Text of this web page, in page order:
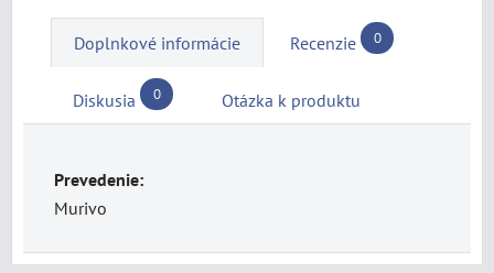
Doplnkové informácie Recenzie 0
Diskusia 0 Otázka k produktu
Prevedenie:
Murivo